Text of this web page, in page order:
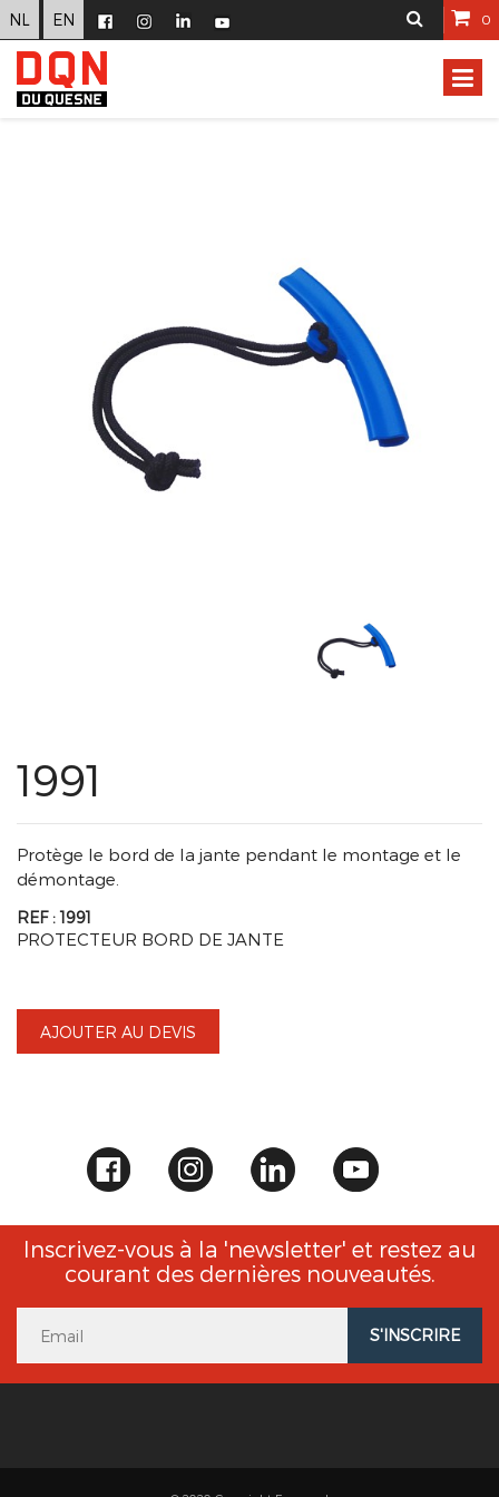
NL EN 0
1991
Protège le bord de la jante pendant le montage et le
démontage.
REF : 1991
PROTECTEUR BORD DE JANTE
AJOUTER AU DEVIS
Inscrivez-vous à la 'newsletter' et restez au
courant des dernières nouveautés.
S'INSCRIRE